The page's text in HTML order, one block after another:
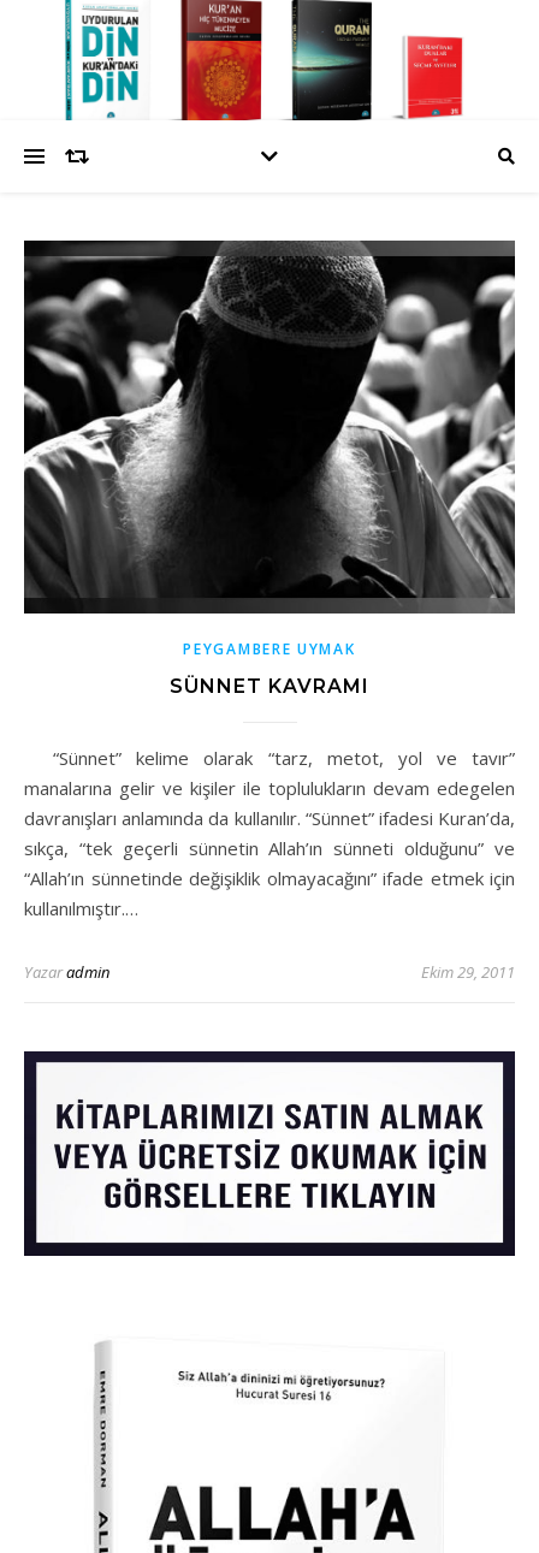
PEYGAMBERE UYMAK
SÜNNET KAVRAMI
“Sünnet” kelime olarak “tarz, metot, yol ve tavır”
manalarına gelir ve kişiler ile toplulukların devam edegelen
davranışları anlamında da kullanılır. “Sünnet” ifadesi Kuran’da,
sıkça, “tek geçerli sünnetin Allah’ın sünneti olduğunu” ve
“Allah’ın sünnetinde değişiklik olmayacağını” ifade etmek için
kullanılmıştır.…
Yazaradmin Ekim 29, 2011